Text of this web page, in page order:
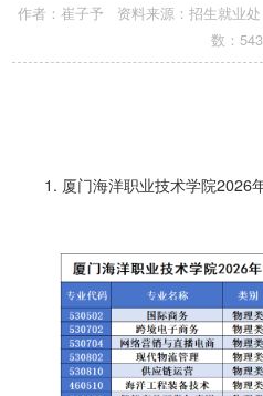
作者：崔子予 资料来源：招生就业
数：
1. 厦门海洋职业技术学院2026